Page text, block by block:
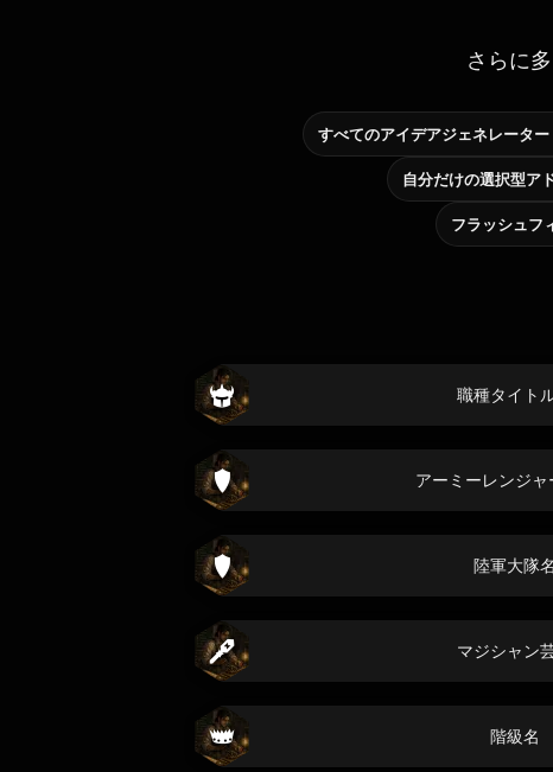
さらに
すべてのアイデアジェネレーター
フラッシュフ
職種タイト
アーミーレンジャ
陸軍大隊名
マジシャン
階級名